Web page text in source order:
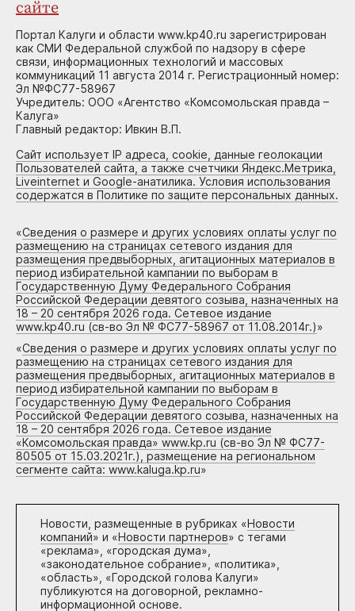
сайте
Портал Калуги и области www.kp40.ru зарегистрирован
как СМИ Федеральной службой по надзору в сфере
связи, информационных технологий и массовых
коммуникаций 11 августа 2014 г. Регистрационный номер:
Эл №ФС77-58967
Учредитель: ООО «Агентство «Комсомольская правда –
Калуга»
Главный редактор: Ивкин В.П.
Сайт использует IP адреса, cookie, данные геолокации
Пользователей сайта, а также счетчики Яндекс.Метрика,
Liveinternet и Google-анатилика. Условия использования
содержатся в Политике по защите персональных данных.
«Сведения о размере и других условиях оплаты услуг по
размещению на страницах сетевого издания для
размещения предвыборных, агитационных материалов в
период избирательной кампании по выборам в
Государственную Думу Федерального Собрания
Российской Федерации девятого созыва, назначенных на
18 – 20 сентября 2026 года. Сетевое издание
www.kp40.ru (св-во Эл № ФС77-58967 от 11.08.2014г.)»
«Сведения о размере и других условиях оплаты услуг по
размещению на страницах сетевого издания для
размещения предвыборных, агитационных материалов в
период избирательной кампании по выборам в
Государственную Думу Федерального Собрания
Российской Федерации девятого созыва, назначенных на
18 – 20 сентября 2026 года. Сетевое издание
«Комсомольская правда» www.kp.ru (св-во Эл № ФС77-
80505 от 15.03.2021г.), размещение на региональном
сегменте сайта: www.kaluga.kp.ru»
Новости, размещенные в рубриках «Новости
компаний» и «Новости партнеров» с тегами
«реклама», «городская дума»,
«законодательное собрание», «политика»,
«область», «Городской голова Калуги»
публикуются на договорной, рекламно-
информационной основе.